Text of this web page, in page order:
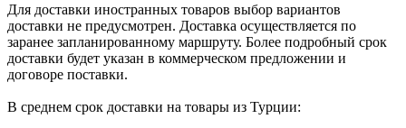
Для доставки иностранных товаров выбор вариантов
доставки не предусмотрен. Доставка осуществляется по
заранее запланированному маршруту. Более подробный срок
доставки будет указан в коммерческом предложении и
договоре поставки.
В среднем срок доставки на товары из Турции: